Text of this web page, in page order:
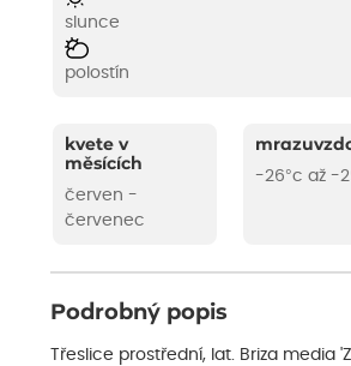
slunce
polostín
kvete v
měsících
červen -
červenec
-26°c až -
Podrobný popis
Třeslice prostřední, lat. Briza